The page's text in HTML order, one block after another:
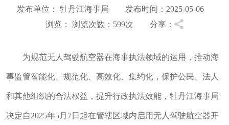
发布单位： 牡丹江海事局 发布时间：2025-05-06
浏览： 浏览次数：599次 分享：
为规范无人驾驶航空器在海事执法领域的运用，推动海
事监管智能化、规范化、高效化、集约化，保护公民、法人
和其他组织的合法权益，提升行政执法效能，牡丹江海事局
决定自2025年5月7日起在管辖区域内启用无人驾驶航空器开